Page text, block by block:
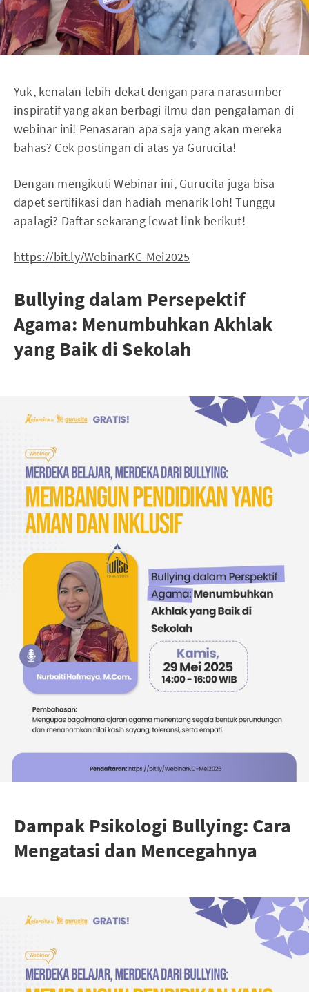
Yuk, kenalan lebih dekat dengan para narasumber
inspiratif yang akan berbagi ilmu dan pengalaman di
webinar ini! Penasaran apa saja yang akan mereka
bahas? Cek postingan di atas ya Gurucita!
Dengan mengikuti Webinar ini, Gurucita juga bisa
dapet sertifikasi dan hadiah menarik loh! Tunggu
apalagi? Daftar sekarang lewat link berikut!
https://bit.ly/WebinarKC-Mei2025
Bullying dalam Persepektif
Agama: Menumbuhkan Akhlak
yang Baik di Sekolah
Dampak Psikologi Bullying: Cara
Mengatasi dan Mencegahnya